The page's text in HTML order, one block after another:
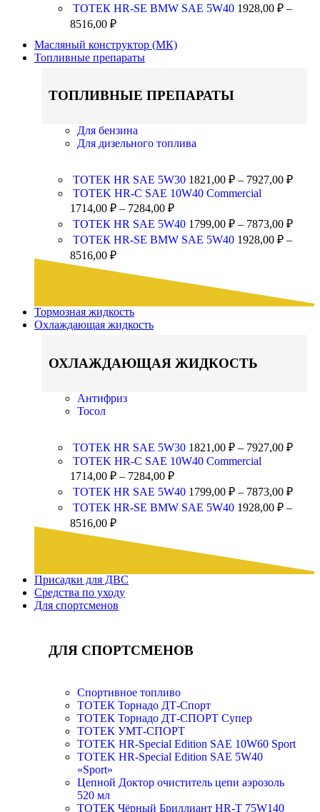
ТОТЕК HR-SE BMW SAE 5W40 1928,00 ₽ –
8516,00 ₽
Масляный конструктор (МК)
Топливные препараты
ТОПЛИВНЫЕ ПРЕПАРАТЫ
Для бензина
Для дизельного топлива
ТОТЕК HR SAE 5W30 1821,00 ₽ – 7927,00 ₽
TOTEK HR-C SAE 10W40 Commercial
1714,00 ₽ – 7284,00 ₽
ТОТЕК HR SAE 5W40 1799,00 ₽ – 7873,00 ₽
ТОТЕК HR-SE BMW SAE 5W40 1928,00 ₽ –
8516,00 ₽
Тормозная жидкость
Охлаждающая жидкость
ОХЛАЖДАЮЩАЯ ЖИДКОСТЬ
Антифриз
Тосол
ТОТЕК HR SAE 5W30 1821,00 ₽ – 7927,00 ₽
TOTEK HR-C SAE 10W40 Commercial
1714,00 ₽ – 7284,00 ₽
ТОТЕК HR SAE 5W40 1799,00 ₽ – 7873,00 ₽
ТОТЕК HR-SE BMW SAE 5W40 1928,00 ₽ –
8516,00 ₽
Присадки для ДВС
Средства по уходу
Для спортсменов
ДЛЯ СПОРТСМЕНОВ
Спортивное топливо
ТОТЕК Торнадо ДТ-Спорт
ТОТЕК Торнадо ДТ-СПОРТ Супер
ТОТЕК УМТ-СПОРТ
TOTEK HR-Special Edition SAE 10W60 Sport
TOTEK HR-Special Edition SAE 5W40
«Sport»
Цепной Доктор очиститель цепи аэрозоль
520 мл
ТОТЕК Чёрный Бриллиант HR-T 75W140